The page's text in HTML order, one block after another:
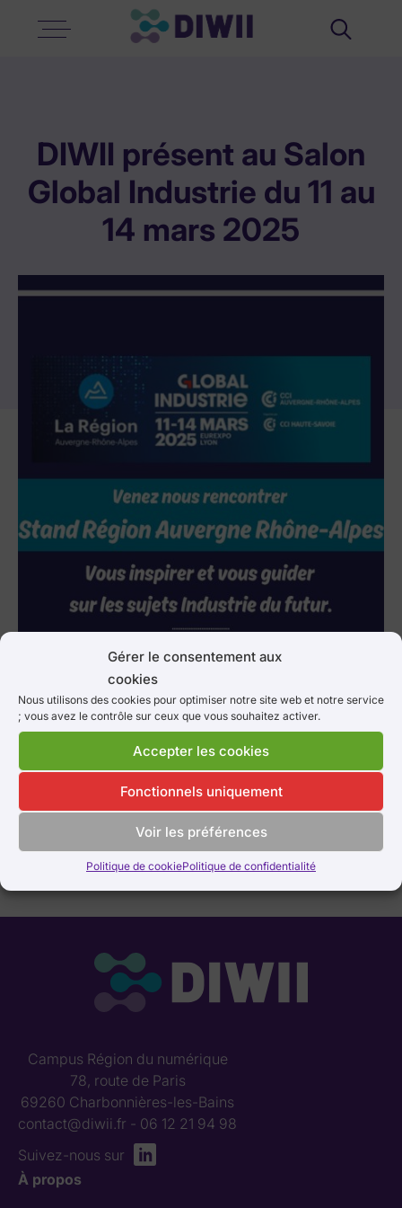
Gérer le consentement aux
cookies
Nous utilisons des cookies pour optimiser notre site web et notre service
; vous avez le contrôle sur ceux que vous souhaitez activer.
Accepter les cookies
Fonctionnels uniquement
Voir les préférences
Politique de cookiePolitique de confidentialité
DIWII présent au Salon
Global Industrie du 11 au
14 mars 2025
A bientôt ….
Campus Région du numérique
78, route de Paris
69260 Charbonnières-les-Bains
contact@diwii.fr - 06 12 21 94 98
Suivez-nous sur
À propos